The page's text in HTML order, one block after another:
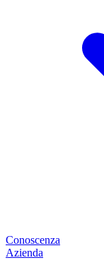
Conoscenza
Azienda